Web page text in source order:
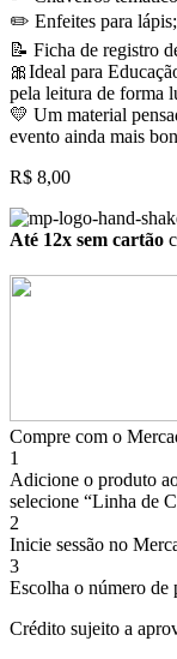
✏️ Enfeites para lápis;
📝 Ficha de registro
🎀Ideal para
pela leitura de forma
💛 Um material
evento ainda mais
R$ 8,00
Até 12x sem cartão
Compre com o
1
Adicione o produto
selecione “Linha de
2
Inicie sessão no
3
Escolha o número de
Crédito sujeito a